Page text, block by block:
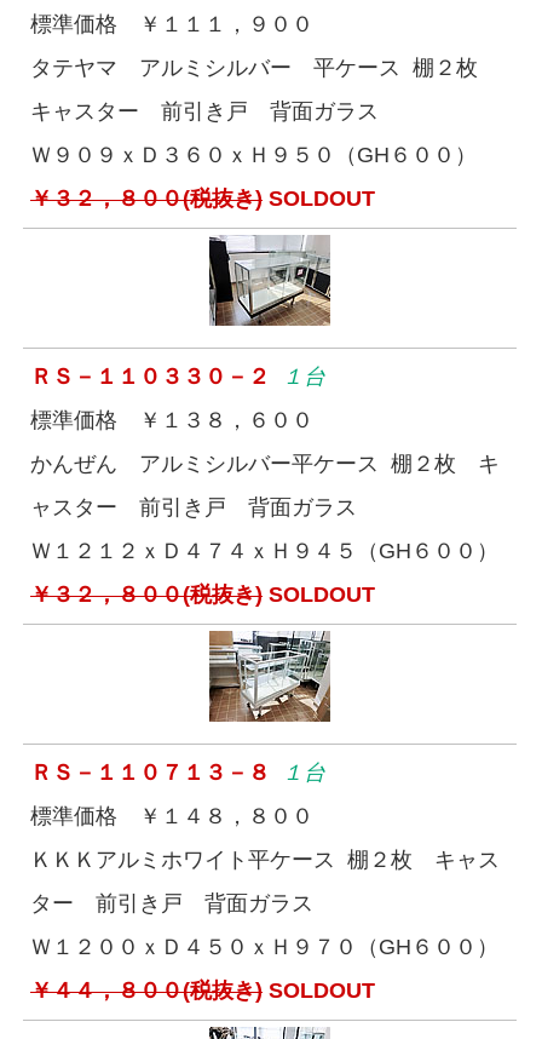
標準価格 ￥１１１，９００
タテヤマ アルミシルバー 平ケース 棚２枚
キャスター 前引き戸 背面ガラス
Ｗ９０９ｘＤ３６０ｘＨ９５０（GH６００）
￥３２，８００(税抜き) SOLDOUT
ＲＳ－１１０３３０－２
１台
標準価格 ￥１３８，６００
かんぜん アルミシルバー平ケース 棚２枚 キ
ャスター 前引き戸 背面ガラス
Ｗ１２１２ｘＤ４７４ｘＨ９４５（GH６００）
￥３２，８００(税抜き) SOLDOUT
ＲＳ－１１０７１３－８
１台
標準価格 ￥１４８，８００
ＫＫＫアルミホワイト平ケース 棚２枚 キャス
ター 前引き戸 背面ガラス
Ｗ１２００ｘＤ４５０ｘＨ９７０（GH６００）
￥４４，８００(税抜き) SOLDOUT